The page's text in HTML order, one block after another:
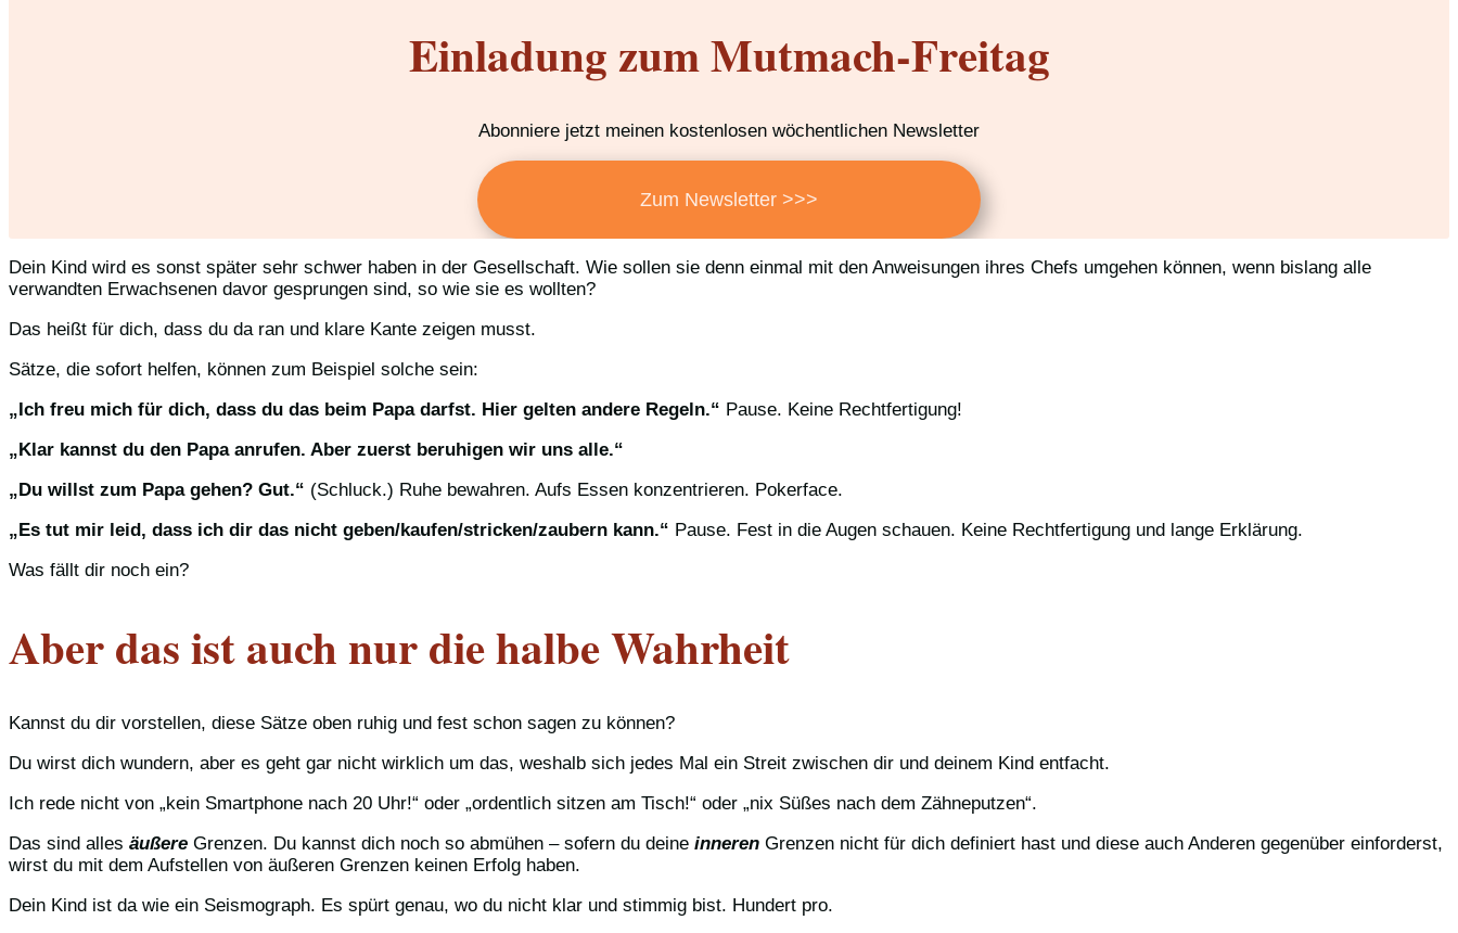
Einladung zum Mutmach-Freitag
Abonniere jetzt meinen kostenlosen wöchentlichen Newsletter
Zum Newsletter >>>
Dein Kind wird es sonst später sehr schwer haben in der Gesellschaft. Wie sollen sie denn einmal mit den Anweisungen ihres Chefs umgehen können, wenn bislang alle
verwandten Erwachsenen davor gesprungen sind, so wie sie es wollten?
Das heißt für dich, dass du da ran und klare Kante zeigen musst.
Sätze, die sofort helfen, können zum Beispiel solche sein:
„Ich freu mich für dich, dass du das beim Papa darfst. Hier gelten andere Regeln.“ Pause. Keine Rechtfertigung!
„Klar kannst du den Papa anrufen. Aber zuerst beruhigen wir uns alle.“
„Du willst zum Papa gehen? Gut.“ (Schluck.) Ruhe bewahren. Aufs Essen konzentrieren. Pokerface.
„Es tut mir leid, dass ich dir das nicht geben/kaufen/stricken/zaubern kann.“ Pause. Fest in die Augen schauen. Keine Rechtfertigung und lange Erklärung.
Was fällt dir noch ein?
Aber das ist auch nur die halbe Wahrheit
Kannst du dir vorstellen, diese Sätze oben ruhig und fest schon sagen zu können?
Du wirst dich wundern, aber es geht gar nicht wirklich um das, weshalb sich jedes Mal ein Streit zwischen dir und deinem Kind entfacht.
Ich rede nicht von „kein Smartphone nach 20 Uhr!“ oder „ordentlich sitzen am Tisch!“ oder „nix Süßes nach dem Zähneputzen“.
Das sind alles äußere Grenzen. Du kannst dich noch so abmühen – sofern du deine inneren Grenzen nicht für dich definiert hast und diese auch Anderen gegenüber einforderst,
wirst du mit dem Aufstellen von äußeren Grenzen keinen Erfolg haben.
Dein Kind ist da wie ein Seismograph. Es spürt genau, wo du nicht klar und stimmig bist. Hundert pro.